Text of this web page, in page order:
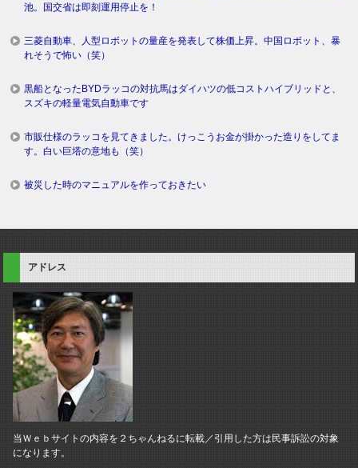
池。国交省は即刻運用停止を！
三菱自動車、人型ロボットの量産を発表して株価上昇。中国ロボット、暴
れそうで怖い（笑）
黒船となったBYDラッコの対抗馬はダイハツの低コストハイブリッドと、
スズキの軽量電気自動車です
市販仕様のラッコを見てきました。けっこうお金が掛かった造りをしてま
す。白い巨塔の意地も（笑）
被災した時のマニュアルを作っておきたい
アドレス
当Ｗｅｂサイトの内容を２ちゃんねるに転載／引用した方は民事訴訟の対象
になります。